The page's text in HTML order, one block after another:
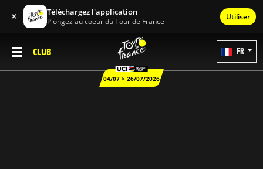
✕ Téléchargez l'application
Plongez au coeur du Tour de France Utiliser
CLUB
04/07 > 26/07/2026
FR